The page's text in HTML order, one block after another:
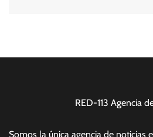
RED-113 Agencia
Somos la única agencia de noticias